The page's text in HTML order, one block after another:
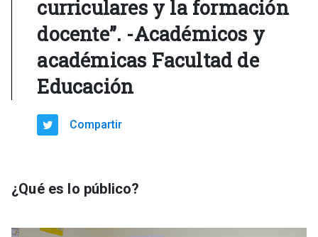
curriculares y la formación
docente”. -Académicos y
académicas Facultad de
Educación
Compartir
¿Qué es lo público?